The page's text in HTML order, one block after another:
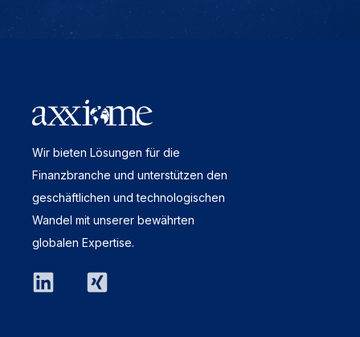
Wir bieten Lösungen für die
Finanzbranche und unterstützen den
geschäftlichen und technologischen
Wandel mit unserer bewährten
globalen Expertise.